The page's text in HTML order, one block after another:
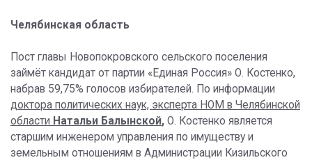
Челябинская область
Пост главы Новопокровского сельского поселения
займёт кандидат от партии «Единая Россия» О. Костенко,
набрав 59,75% голосов избирателей. По информации
доктора политических наук, эксперта НОМ в Челябинской
области Натальи Балынской, О. Костенко является
старшим инженером управления по имуществу и
земельным отношениям в Администрации Кизильского